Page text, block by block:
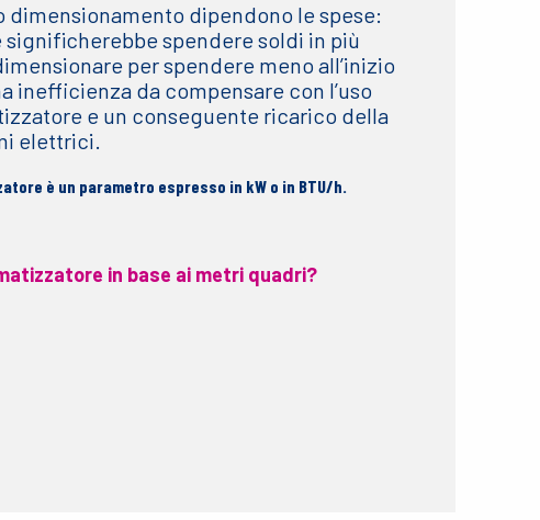
dimensionamento dipendono le spese:
spendere soldi in più
per spendere meno all’inizio
inefficienza da compensare con l’uso
e un conseguente ricarico della
elettrici.
è un parametro espresso in kW o in BTU/h.
in base ai metri quadri?